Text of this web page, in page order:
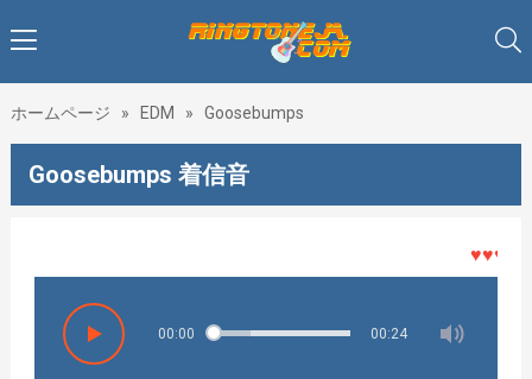
ホームページ » EDM » Goosebumps
Goosebumps 着信音
♥♥♥着メ
00:00 00:24